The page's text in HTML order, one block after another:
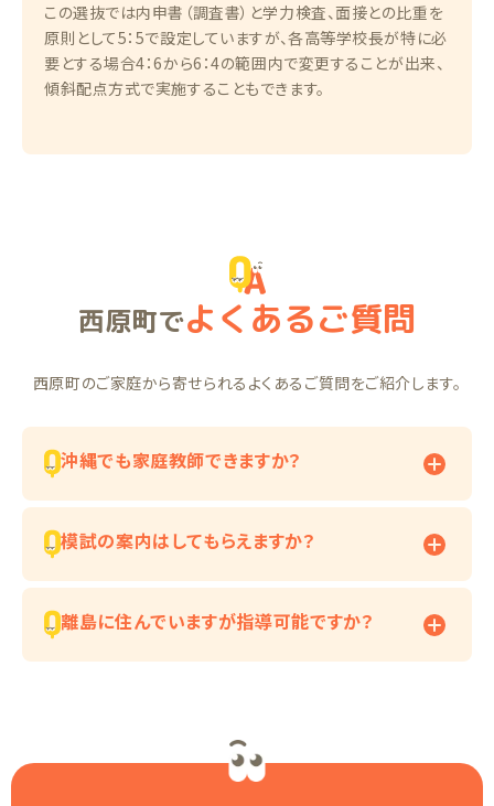
この選抜では内申書（調査書）と学力検査、面接との比重を
原則として5：5で設定していますが、各高等学校長が特に必
要とする場合4：6から6：4の範囲内で変更することが出来、
傾斜配点方式で実施することもできます。
西原町でよくあるご質問
西原町のご家庭から寄せられるよくあるご質問をご紹介します。
沖縄でも家庭教師できますか？
模試の案内はしてもらえますか？
離島に住んでいますが指導可能ですか？